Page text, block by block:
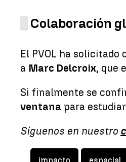
Colaboración
El PVOL ha solicitado
a Marc Delcroix, que
Si finalmente se
ventana para
Síguenos en nuestro
impacto espacial